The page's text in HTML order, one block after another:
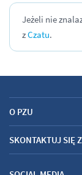
Jeżeli nie
zCzatu.
O PZU
SKONTAKTUJ SIĘ